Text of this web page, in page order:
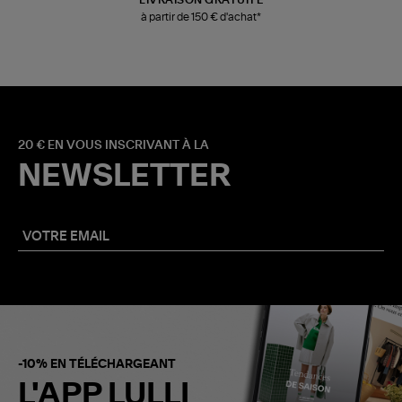
à partir de 150 € d'achat*
20 € EN VOUS INSCRIVANT À LA
NEWSLETTER
-10% EN TÉLÉCHARGEANT